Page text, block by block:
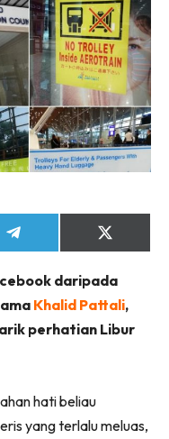
Share
on
Share
on
(Twitter)
daripada
Khalid Pattali,
perhatian Libur
hati beliau
yang terlalu meluas,